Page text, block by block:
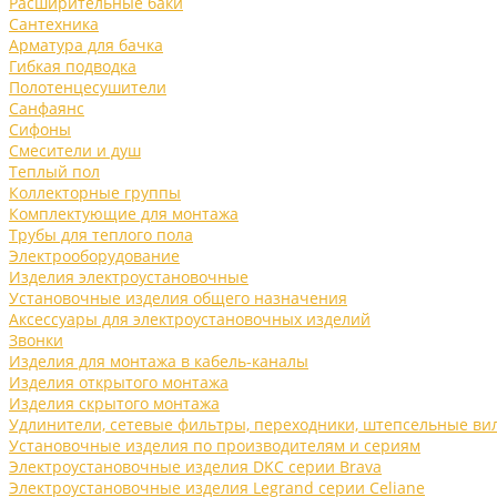
Сантехника
Арматура для бачка
Гибкая подводка
Полотенцесушители
Санфаянс
Сифоны
Смесители и душ
Теплый пол
Коллекторные группы
Комплектующие для монтажа
Трубы для теплого пола
Электрооборудование
Изделия электроустановочные
Установочные изделия общего назначения
Аксессуары для электроустановочных изделий
Звонки
Изделия для монтажа в кабель-каналы
Изделия открытого монтажа
Изделия скрытого монтажа
Удлинители, сетевые фильтры, переходники, штепсельные
Установочные изделия по производителям и сериям
Электроустановочные изделия DKC серии Brava
Электроустановочные изделия Legrand серии Celiane